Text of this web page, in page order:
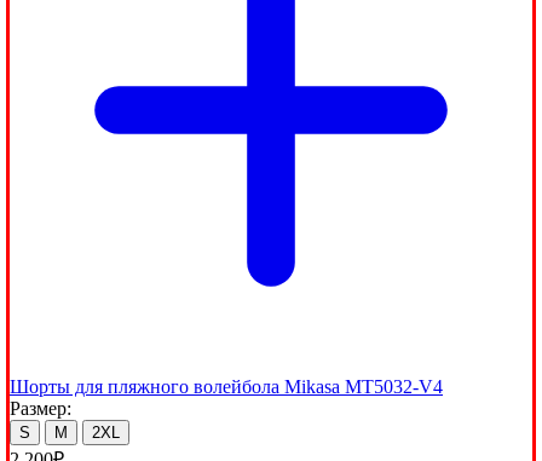
Шорты для пляжного волейбола Mikasa MT5032-V4
Размер:
S M 2XL